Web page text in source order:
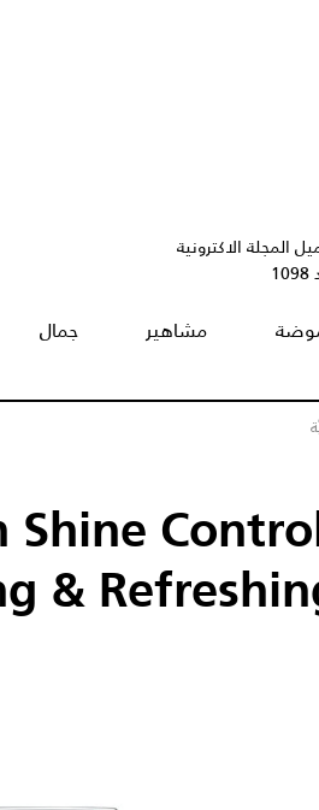
المجلة الاكترونية
مشاهير جمال
Shine
&